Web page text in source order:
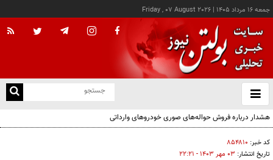
جمعه ۱۶ مرداد ۱۴۰۵ |
Friday , 07 August 2026
باز
و
هشدار درباره فروش حواله‌های صوری خودروهای وارداتی
کد خبر: ۸۵۴۸۱۰
تاریخ انتشار: ۰۳ مهر ۱۴۰۳ - ۲۲:۲۱